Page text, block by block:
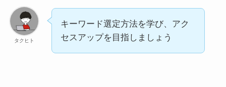
タクヒト
キーワード選定方法を学び、アク
セスアップを目指しましょう